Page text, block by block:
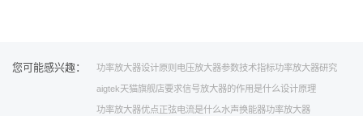
您可能感兴趣： 功率放大器设计原则 电压放大器参数技术指标功率放大器研究
aigtek天猫旗舰店要求信号放大器的作用是什么设计原理
功率放大器优点正弦电流是什么水声换能器功率放大器